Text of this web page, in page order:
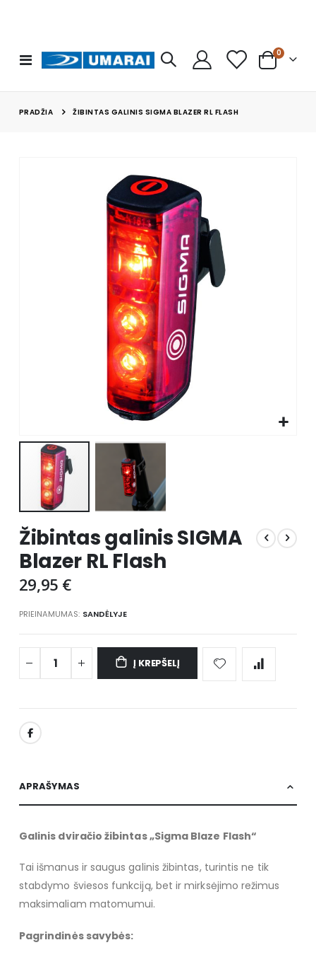
Toggle
Nav
Cart
0prekės
PRADŽIA ŽIBINTAS GALINIS SIGMA BLAZER RL FLASH
to
the
beginning
of
the
images
Žibintas galinis SIGMA
Blazer RL Flash
29,95 €
PRIEINAMUMAS: SANDĖLYJE
Į KREPŠELĮ
APRAŠYMAS
Galinis dviračio žibintas „Sigma Blaze Flash“
Tai išmanus ir saugus galinis žibintas, turintis ne tik
stabdymo šviesos funkciją, bet ir mirksėjimo režimus
maksimaliam matomumui.
Pagrindinės savybės: